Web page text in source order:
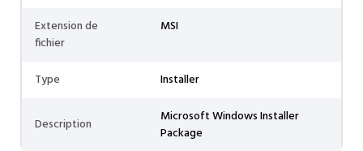
Extension de
fichier
MSI
Type Installer
Description
Microsoft Windows Installer
Package